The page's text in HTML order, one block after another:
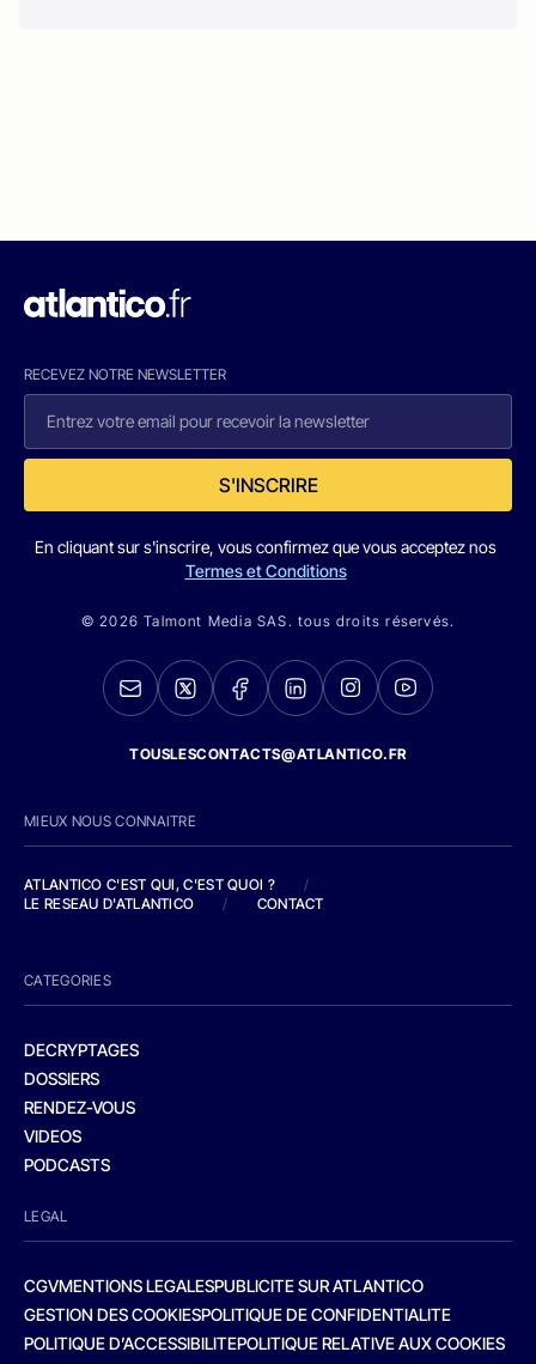
RECEVEZ NOTRE NEWSLETTER
S'INSCRIRE
En cliquant sur s'inscrire, vous confirmez que vous acceptez nos
Termes et Conditions
© 2026 Talmont Media SAS. tous droits réservés.
TOUSLESCONTACTS@ATLANTICO.FR
MIEUX NOUS CONNAITRE
ATLANTICO C'EST QUI, C'EST QUOI ?
/
LE RESEAU D'ATLANTICO
/ CONTACT
CATEGORIES
DECRYPTAGES
DOSSIERS
RENDEZ-VOUS
VIDEOS
PODCASTS
LEGAL
CGVMENTIONS LEGALESPUBLICITE SUR ATLANTICO
GESTION DES COOKIESPOLITIQUE DE CONFIDENTIALITE
POLITIQUE D’ACCESSIBILITEPOLITIQUE RELATIVE AUX COOKIES